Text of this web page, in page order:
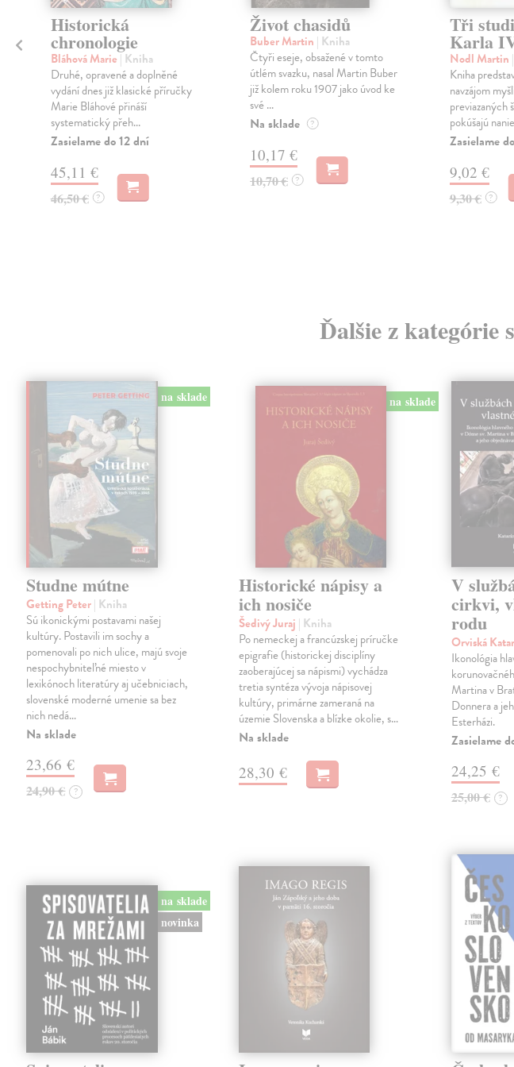
Historická
chronologie
Bláhová Marie | Kniha
Druhé, opravené a doplněné
vydání dnes již klasické příručky
Marie Bláhové přináší
systematický přeh...
Zasielame do 12 dní
45,11 €
46,50 € ?
Život chasidů
Buber Martin | Kniha
Čtyři eseje, obsažené v tomto
útlém svazku, nasal Martin Buber
již kolem roku 1907 jako úvod ke
své ...
Na sklade ?
10,17 €
10,70 € ?
Tři
Karla
Nodl Martin
Kniha
navzájom
previazaných
pokúšajú
Zasielame
9,02 €
9,30 € ?
Ďalšie z kategórie
na sklade
Studne mútne
Getting Peter| Kniha
Sú ikonickými postavami našej
kultúry. Postavili im sochy a
pomenovali po nich ulice, majú svoje
nespochybniteľné miesto v
lexikónoch literatúry aj učebniciach,
slovenské moderné umenie sa bez
nich nedá…
Na sklade
23,66 €
24,90 € ?
na sklade
Historické nápisy a
ich nosiče
Šedivý Juraj | Kniha
Po nemeckej a francúzskej príručke
epigrafie (historickej disciplíny
zaoberajúcej sa nápismi) vychádza
tretia syntéza vývoja nápisovej
kultúry, primárne zameraná na
územie Slovenska a blízke okolie, s…
Na sklade
28,30 €
V
cirkvi,
rodu
Orviská
Ikonológia
Martina v
Donnera a
Esterházi.
Zasielame
24,25 €
25,00 € ?
na sklade
novinka